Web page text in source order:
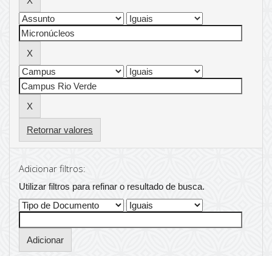
Retornar valores
Adicionar filtros:
Utilizar filtros para refinar o resultado de busca.